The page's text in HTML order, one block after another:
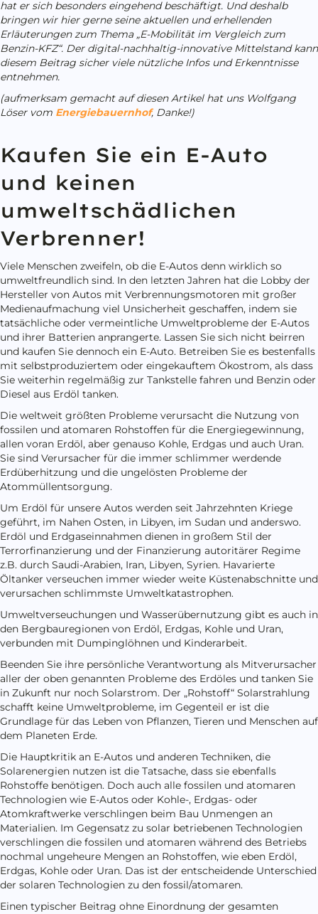
hat er sich besonders eingehend beschäftigt. Und deshalb
bringen wir hier gerne seine aktuellen und erhellenden
Erläuterungen zum Thema „E-Mobilität im Vergleich zum
Benzin-KFZ“. Der digital-nachhaltig-innovative Mittelstand kann
diesem Beitrag sicher viele nützliche Infos und Erkenntnisse
entnehmen.
(aufmerksam gemacht auf diesen Artikel hat uns Wolfgang
Löser vom Energiebauernhof, Danke!)
Kaufen Sie ein E-Auto
und keinen
umweltschädlichen
Verbrenner!
Viele Menschen zweifeln, ob die E-Autos denn wirklich so
umweltfreundlich sind. In den letzten Jahren hat die Lobby der
Hersteller von Autos mit Verbrennungsmotoren mit großer
Medienaufmachung viel Unsicherheit geschaffen, indem sie
tatsächliche oder vermeintliche Umweltprobleme der E-Autos
und ihrer Batterien anprangerte. Lassen Sie sich nicht beirren
und kaufen Sie dennoch ein E-Auto. Betreiben Sie es bestenfalls
mit selbstproduziertem oder eingekauftem Ökostrom, als dass
Sie weiterhin regelmäßig zur Tankstelle fahren und Benzin oder
Diesel aus Erdöl tanken.
Die weltweit größten Probleme verursacht die Nutzung von
fossilen und atomaren Rohstoffen für die Energiegewinnung,
allen voran Erdöl, aber genauso Kohle, Erdgas und auch Uran.
Sie sind Verursacher für die immer schlimmer werdende
Erdüberhitzung und die ungelösten Probleme der
Atommüllentsorgung.
Um Erdöl für unsere Autos werden seit Jahrzehnten Kriege
geführt, im Nahen Osten, in Libyen, im Sudan und anderswo.
Erdöl und Erdgaseinnahmen dienen in großem Stil der
Terrorfinanzierung und der Finanzierung autoritärer Regime
z.B. durch Saudi-Arabien, Iran, Libyen, Syrien. Havarierte
Öltanker verseuchen immer wieder weite Küstenabschnitte und
verursachen schlimmste Umweltkatastrophen.
Umweltverseuchungen und Wasserübernutzung gibt es auch in
den Bergbauregionen von Erdöl, Erdgas, Kohle und Uran,
verbunden mit Dumpinglöhnen und Kinderarbeit.
Beenden Sie ihre persönliche Verantwortung als Mitverursacher
aller der oben genannten Probleme des Erdöles und tanken Sie
in Zukunft nur noch Solarstrom. Der „Rohstoff“ Solarstrahlung
schafft keine Umweltprobleme, im Gegenteil er ist die
Grundlage für das Leben von Pflanzen, Tieren und Menschen auf
dem Planeten Erde.
Die Hauptkritik an E-Autos und anderen Techniken, die
Solarenergien nutzen ist die Tatsache, dass sie ebenfalls
Rohstoffe benötigen. Doch auch alle fossilen und atomaren
Technologien wie E-Autos oder Kohle-, Erdgas- oder
Atomkraftwerke verschlingen beim Bau Unmengen an
Materialien. Im Gegensatz zu solar betriebenen Technologien
verschlingen die fossilen und atomaren während des Betriebs
nochmal ungeheure Mengen an Rohstoffen, wie eben Erdöl,
Erdgas, Kohle oder Uran. Das ist der entscheidende Unterschied
der solaren Technologien zu den fossil/atomaren.
Einen typischer Beitrag ohne Einordnung der gesamten